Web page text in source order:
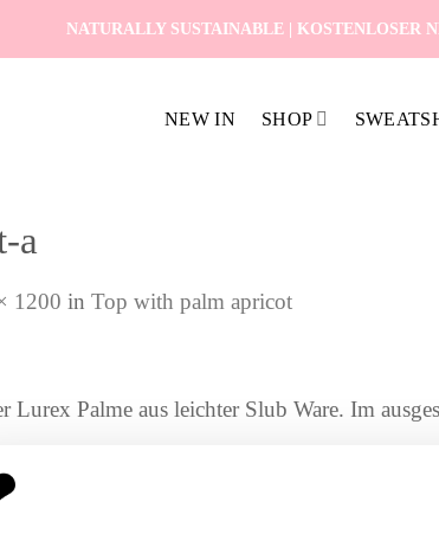
NATURALLY SUSTAINABLE | KOSTENLOSER
NEW IN SHOP
a
1200 in Top with palm apricot
Palme aus leichter Slub Ware. Im
closed.